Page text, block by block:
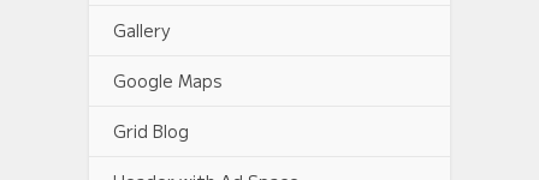
Gallery
Google Maps
Grid Blog